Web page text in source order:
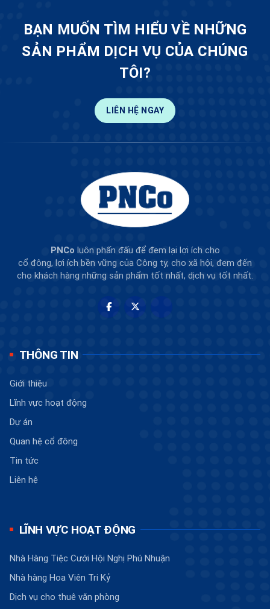
BẠN MUỐN TÌM HIỂU VỀ NHỮNG
SẢN PHẨM DỊCH VỤ CỦA CHÚNG
TÔI?
LIÊN HỆ NGAY
PNCo luôn phấn đấu để đem lại lợi ích cho
cổ đông, lợi ích bền vững của Công ty, cho xã hội, đem đến
cho khách hàng những sản phẩm tốt nhất, dịch vụ tốt nhất.
THÔNG TIN
Giới thiệu
Lĩnh vực hoạt động
Dự án
Quan hệ cổ đông
Tin tức
Liên hệ
LĨNH VỰC HOẠT ĐỘNG
Nhà Hàng Tiệc Cưới Hội Nghị Phú Nhuận
Nhà hàng Hoa Viên Tri Kỷ
Dịch vụ cho thuê văn phòng